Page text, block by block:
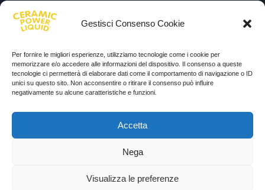
Gestisci Consenso Cookie
Per fornire le migliori esperienze, utilizziamo tecnologie come i cookie per
memorizzare e/o accedere alle informazioni del dispositivo. Il consenso a queste
tecnologie ci permetterà di elaborare dati come il comportamento di navigazione o ID
unici su questo sito. Non acconsentire o ritirare il consenso può influire
negativamente su alcune caratteristiche e funzioni.
Accetta
Nega
Visualizza le preferenze